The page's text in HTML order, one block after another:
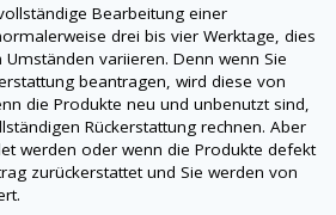
Bearbeitung einer
drei bis vier Werktage, dies
variieren. Denn wenn Sie
beantragen, wird diese von
die Produkte neu und unbenutzt sind,
Rückerstattung rechnen. Aber
werden oder wenn die Produkte defekt
zurückerstattet und Sie werden von